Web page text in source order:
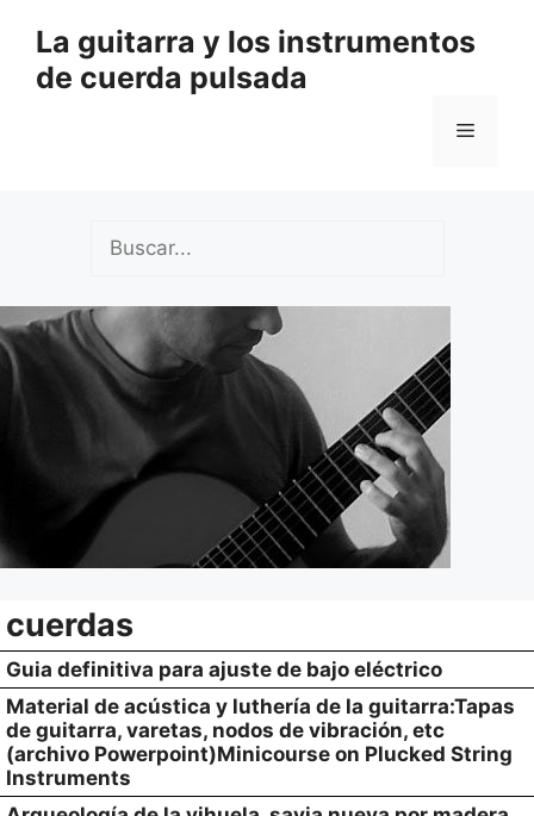
contenido
La guitarra y los instrumentos
de cuerda pulsada
Menú
cuerdas
Guia definitiva para ajuste de bajo eléctrico
Material de acústica y luthería de la guitarra:Tapas
de guitarra, varetas, nodos de vibración, etc
(archivo Powerpoint)Minicourse on Plucked String
Instruments